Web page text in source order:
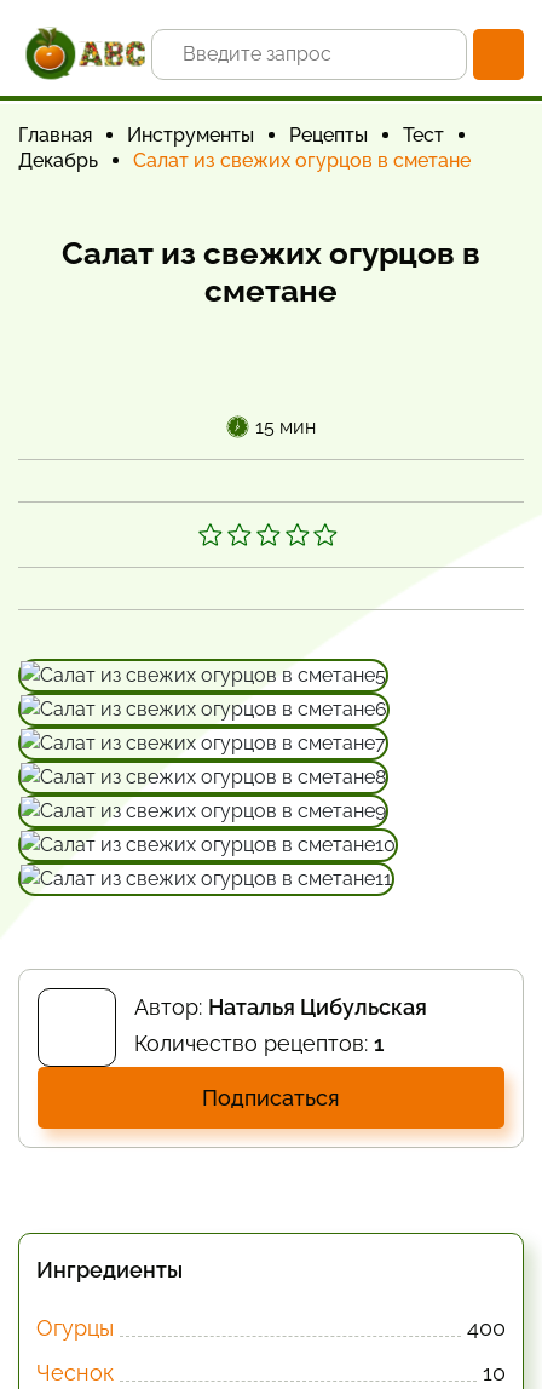
Главная Инструменты Рецепты
Тест
Декабрь
Салат из свежих огурцов в сметане
Салат из свежих огурцов в
сметане
15 мин
Автор: Наталья Цибульская
Количество рецептов: 1
Подписаться
Ингредиенты
Огурцы
400
Чеснок
10